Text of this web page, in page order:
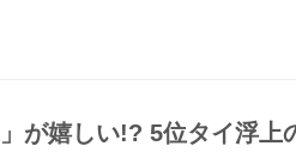
が嬉しい!? 5位タイ浮上